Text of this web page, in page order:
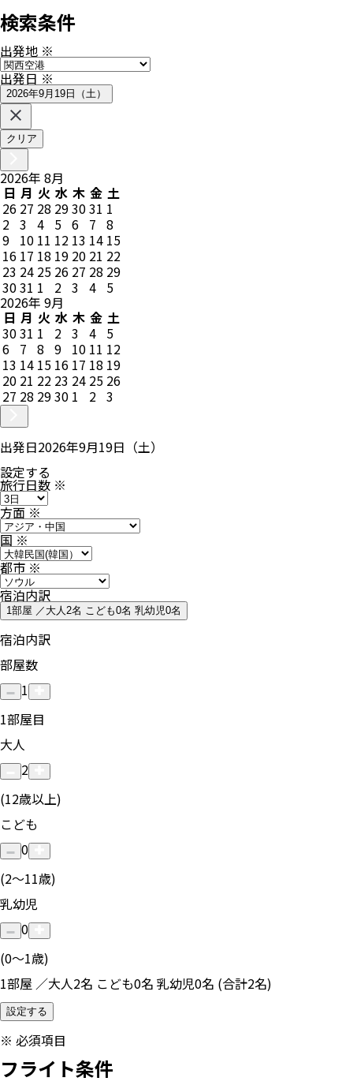
検索条件
出発地 ※
出発日※
2026年9月19日（土）
クリア
2026年 8月
日 月 火 水 木 金 土
26 27 28 293031 1
2 3 4 5 6 7 8
9 10 11 12 13 14 15
16 17 18 19 20 21 22
23 24 25 26 27 28 29
3031 1 2 3 4 5
2026年 9月
日 月 火 水 木 金 土
3031 1 2 3 4 5
6 7 8 9 10 11 12
13 14 15 16 17 18 19
20 21 22 23 24 25 26
27 28 2930 1 2 3
出発日2026年9月19日（土）
設定する
旅行日数 ※
方面※
国※
都市※
宿泊内訳
1部屋 ／大人2名 こども0名 乳幼児0名
宿泊内訳
部屋数
1
1部屋目
大人
2
(12歳以上)
こども
0
(2〜11歳)
乳幼児
0
(0〜1歳)
1部屋 ／大人2名 こども0名 乳幼児0名 (合計2名)
設定する
※ 必須項目
フライト条件